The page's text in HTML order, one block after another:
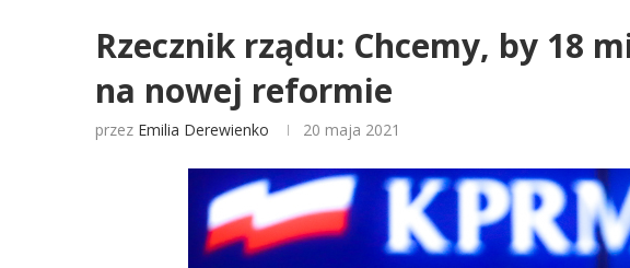
Rzecznik rządu: Chcemy, by 18
na nowej reformie
przez Emilia Derewienko 20 maja 2021